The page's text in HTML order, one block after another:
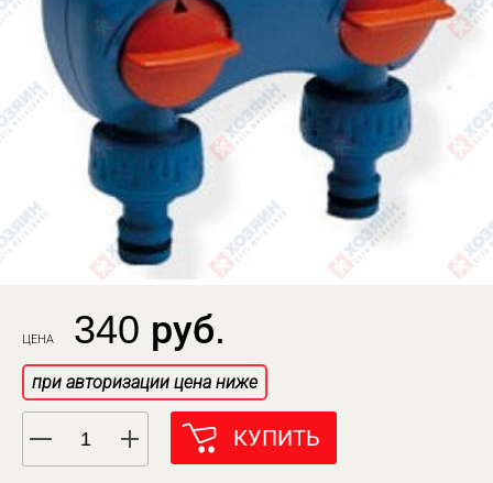
ЦЕНА 340 руб.
при авторизации цена ниже
КУПИТЬ